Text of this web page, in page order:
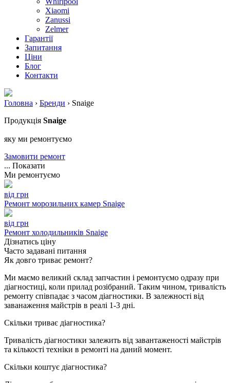
Xiaomi
Zanussi
Zelmer
Гарантії
Запитання
Ціни
Блог
Контакти
Головна › Бренди › Snaige
Продукція Snaige
яку ми ремонтуємо
Замовити ремонт
... Показати
Ми ремонтуємо
від грн
Ремонт морозильних камер Snaige
від грн
Ремонт холодильників Snaige
Дізнатись ціну
Часто задавані питання
Як довго триває ремонт?
Ми маємо великий склад запчастин і ремонтуємо одразу при
діагностиці, коли прилад розібраний. Таким чином, тривалість
ремонту співпадає з часом діагностики. В залежності від
заванаження майстрів в реалі 1-3 дні.
Скільки триває діагностика?
Тривалість діагностики залежить від завантаженості майстрів
та кількості техніки в ремонті на даний момент.
Скільки коштує діагностика?